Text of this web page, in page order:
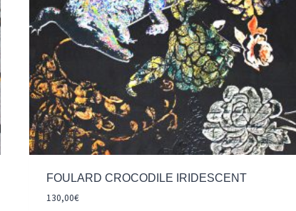
FOULARD CROCODILE IRIDESCENT
130,00€